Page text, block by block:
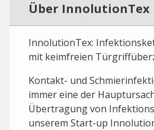
Über InnolutionTex
InnolutionTex:
mit keimfreien
Kontakt- und
immer eine der
Übertragung von
unserem Start-up